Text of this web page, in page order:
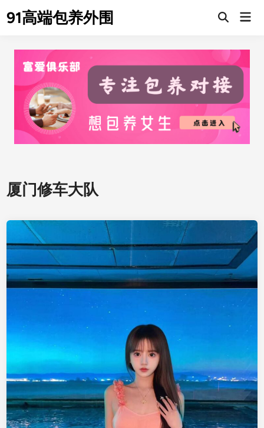
to91高端包养外围
厦门修车大队